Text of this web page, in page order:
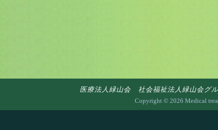
医療法人緑山会 社会福祉法人緑山会グ
Copyright © 2026 Medical